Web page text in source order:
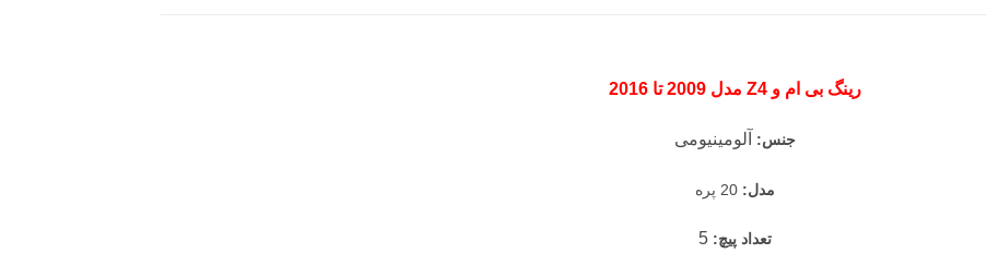
رینگ بی ام و Z4 مدل 2009 تا 2016
جنس: آلومینیومی
مدل: 20 پره
تعداد پیچ: 5